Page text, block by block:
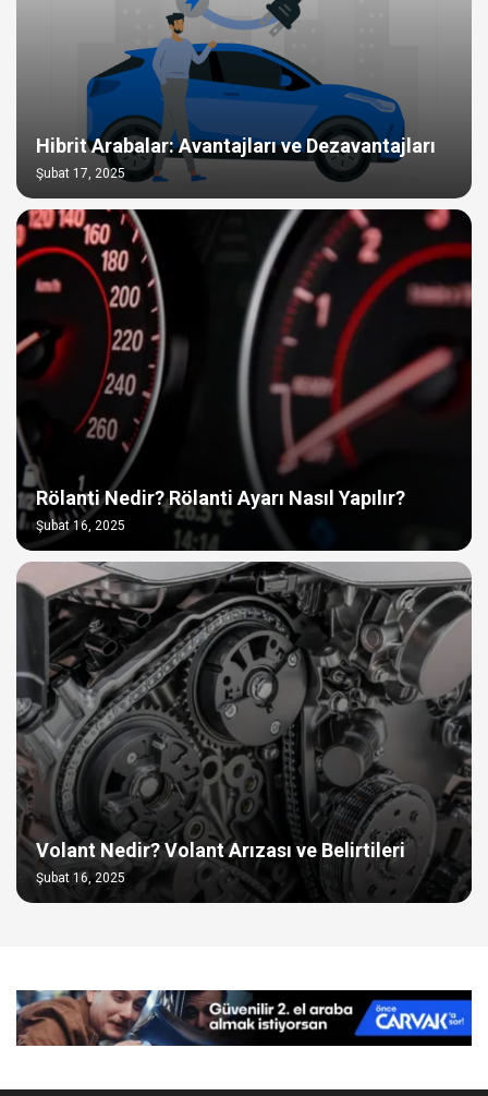
Hibrit Arabalar: Avantajları ve Dezavantajları
Şubat 17, 2025
Rölanti Nedir? Rölanti Ayarı Nasıl Yapılır?
Şubat 16, 2025
Volant Nedir? Volant Arızası ve Belirtileri
Şubat 16, 2025